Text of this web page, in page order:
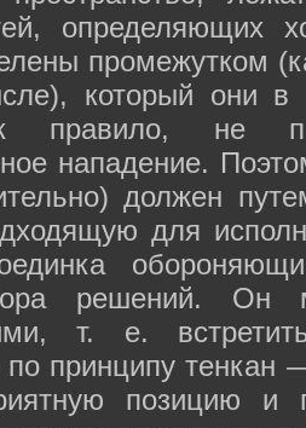
определяющих
промежутком
который они в
правило, не
нападение.
должен
для
решений. Он
т. е.
принципу тенкан
позицию и